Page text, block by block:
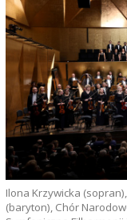
Ilona Krzywicka
(baryton), Chór